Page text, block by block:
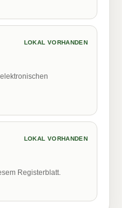
LOKAL VORHANDEN
LOKAL VORHANDEN
Registerblatt.